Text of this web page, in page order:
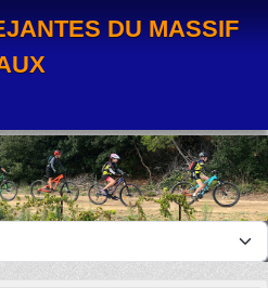
DU MASSIF